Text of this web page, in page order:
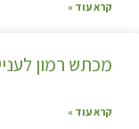
קרא עוד »
מכתש רמון
קרא עוד »